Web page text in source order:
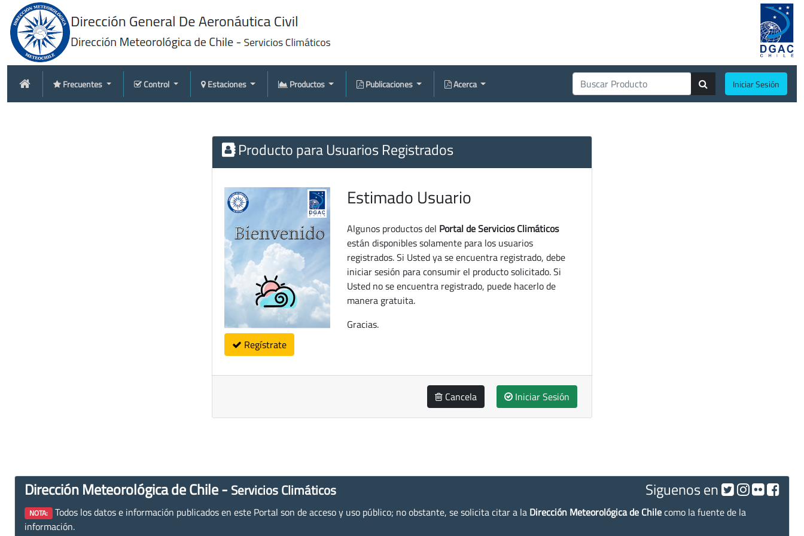
Frecuentes Control Estaciones Productos Publicaciones Acerca Iniciar Sesión
Producto para Usuarios Registrados
Regístrate
Estimado Usuario
Algunos productos del Portal de Servicios Climáticos
están disponibles solamente para los usuarios
registrados. Si Usted ya se encuentra registrado, debe
iniciar sesión para consumir el producto solicitado. Si
Usted no se encuentra registrado, puede hacerlo de
manera gratuita.
Gracias.
Cancela Iniciar Sesión
Dirección Meteorológica de Chile - Servicios Climáticos Siguenos en
NOTA: Todos los datos e información publicados en este Portal son de acceso y uso público; no obstante, se solicita citar a la Dirección Meteorológica de Chilecomo la fuente de la
información.